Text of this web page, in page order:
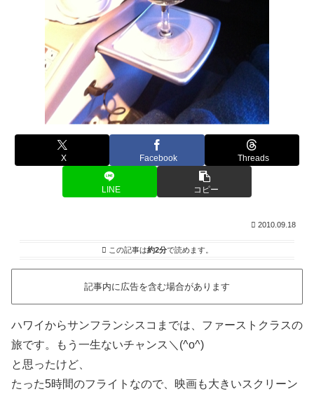
X Facebook Threads
LINE コピー
2010.09.18
この記事は約2分で読めます。
記事内に広告を含む場合があります
ハワイからサンフランシスコまでは、ファーストクラスの
旅です。もう一生ないチャンス＼(^o^)
と思ったけど、
たった5時間のフライトなので、映画も大きいスクリーン